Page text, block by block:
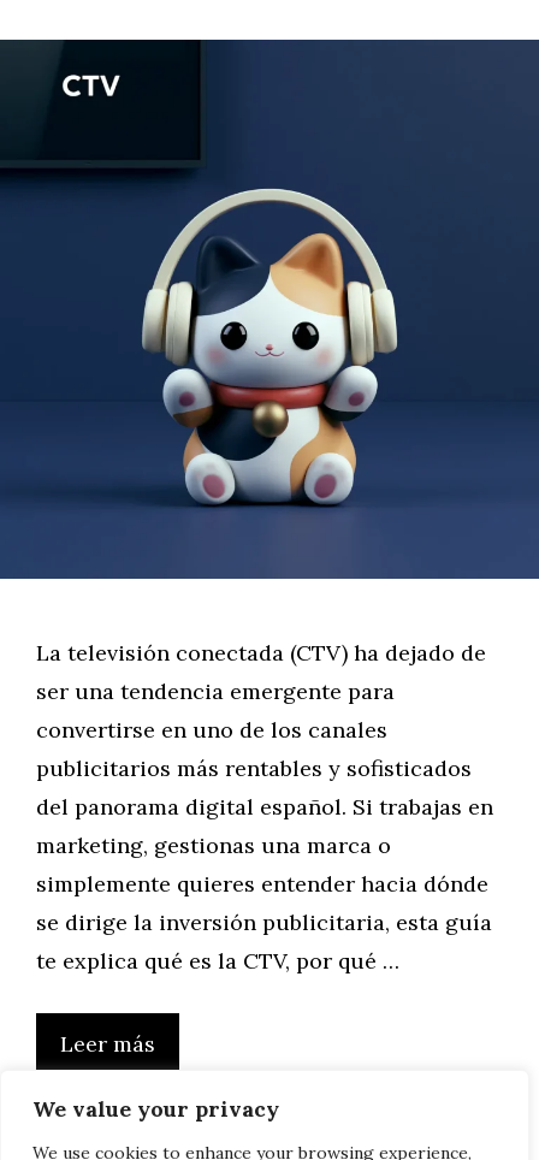
We value your privacy
We use cookies to enhance your browsing experience,
La televisión conectada (CTV) ha dejado de
ser una tendencia emergente para
convertirse en uno de los canales
publicitarios más rentables y sofisticados
del panorama digital español. Si trabajas en
marketing, gestionas una marca o
simplemente quieres entender hacia dónde
se dirige la inversión publicitaria, esta guía
te explica qué es la CTV, por qué …
Leer más